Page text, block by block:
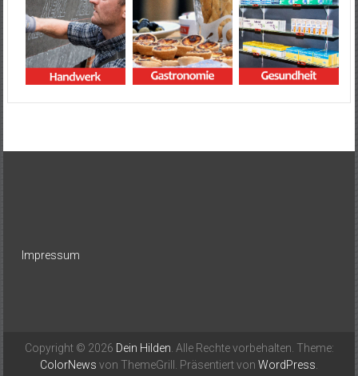
Impressum
Copyright © 2026 Dein Hilden . Alle Rechte vorbehalten. Theme:
ColorNews von ThemeGrill. Präsentiert von WordPress